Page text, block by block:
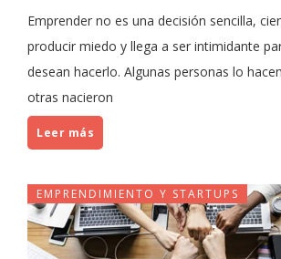
Emprender no es una decisión sencilla,
producir miedo y llega a ser intimidante
desean hacerlo. Algunas personas lo
otras nacieron
Leer más
EMPRENDIMIENTO Y STARTUPS